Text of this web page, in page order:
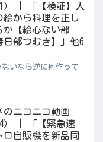
） | 「【検証】人
絵から料理を正し
か【絵心ない部
日部つむぎ】」他6
いなら逆に何作って
のニコニコ動画
） | 「【緊急速
ロ自販機を新品同